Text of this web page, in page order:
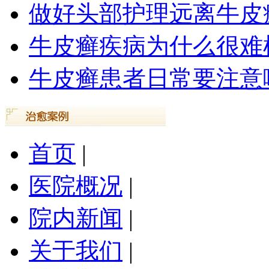
做好头部护理远离牛
牛皮癣疾病为什么很难
牛皮癣患者日常要注
首页 |
医院概况 |
院内新闻 |
关于我们 |